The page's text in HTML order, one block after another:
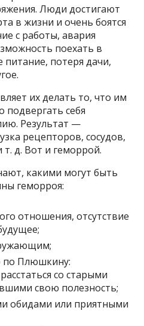
Люди достигают
в жизни и очень боятся
с работы, авария
поехать в
питание, потеря дачи,
их делать то, что им
подвергать себя
Результат —
рецепторов, сосудов,
д. Вот и геморрой.
какими могут быть
геморроя:
отношения, отсутствие
по Плюшкину:
со старыми
свою полезность;
обидами или приятными